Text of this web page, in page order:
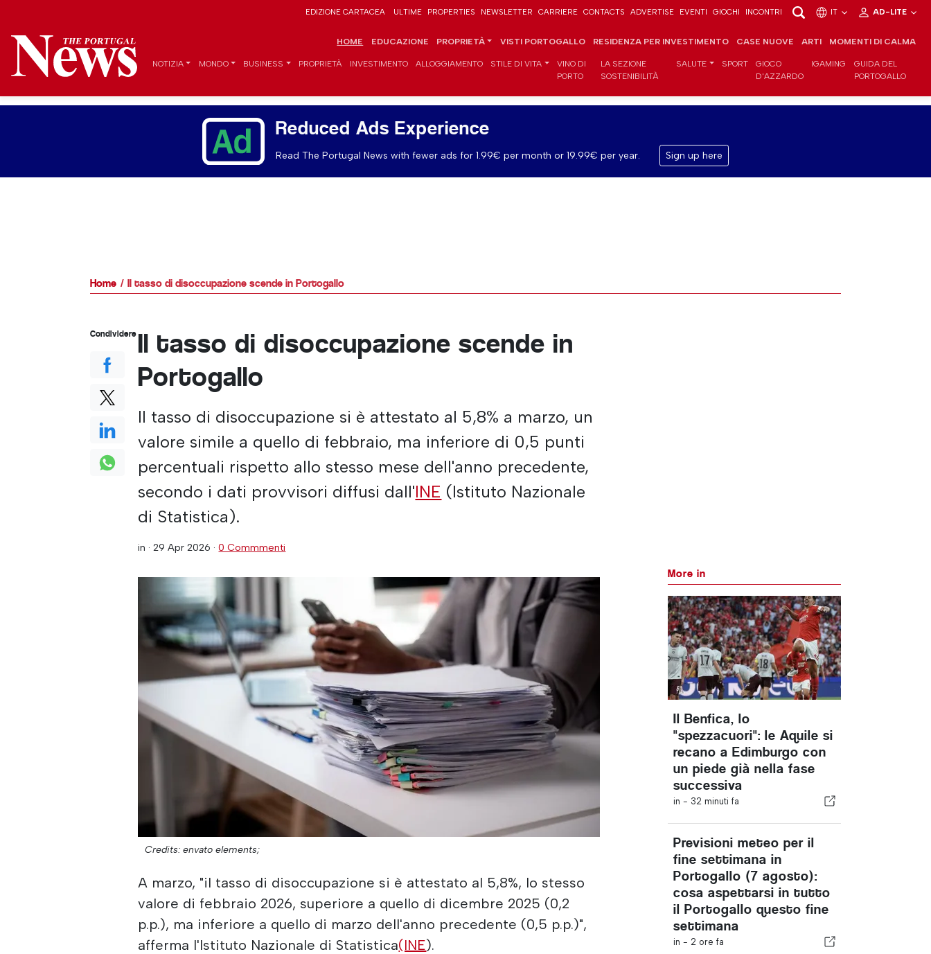
EDIZIONE CARTACEA ULTIME PROPERTIES NEWSLETTER CARRIERE CONTACTS ADVERTISE EVENTI GIOCHI INCONTRI IT AD-LITE
HOME EDUCAZIONE PROPRIETÀ VISTI PORTOGALLO RESIDENZA PER INVESTIMENTO CASE NUOVE ARTI MOMENTI DI CALMA
NOTIZIA MONDO BUSINESS PROPRIETÀ INVESTIMENTO ALLOGGIAMENTO STILE DI VITA
VINO DI
PORTO
LA SEZIONE
SOSTENIBILITÀ
SALUTE SPORT
GIOCO
D'AZZARDO
IGAMING
GUIDA DEL
PORTOGALLO
Reduced Ads Experience
Read The Portugal News with fewer ads for 1.99€ per month or 19.99€ per year. Sign up here
Home Il tasso di disoccupazione scende in Portogallo
Il tasso di disoccupazione scende in
Portogallo
Il tasso di disoccupazione si è attestato al 5,8% a marzo, un
valore simile a quello di febbraio, ma inferiore di 0,5 punti
percentuali rispetto allo stesso mese dell'anno precedente,
secondo i dati provvisori diffusi dall'INE (Istituto Nazionale
di Statistica).
in ·29 Apr 2026 ·0 Commmenti
Credits: envato elements;
A marzo, "il tasso di disoccupazione si è attestato al 5,8%, lo stesso
valore di febbraio 2026, superiore a quello di dicembre 2025 (0,2
p.p.), ma inferiore a quello di marzo dell'anno precedente (0,5 p.p.)",
afferma l'Istituto Nazionale di Statistica(INE).
Condividere
More in
Il Benfica, lo
"spezzacuori": le Aquile si
recano a Edimburgo con
un piede già nella fase
successiva
in - 32 minuti fa
Previsioni meteo per il
fine settimana in
Portogallo (7 agosto):
cosa aspettarsi in tutto
il Portogallo questo fine
settimana
in - 2 ore fa